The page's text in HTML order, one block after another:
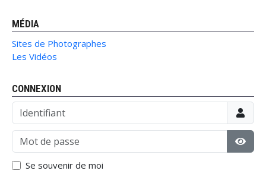
MÉDIA
Sites de Photographes
Les Vidéos
CONNEXION
Identifiant
Mot de passe
Se souvenir de moi